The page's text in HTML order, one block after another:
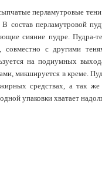
перламутровые
состав перламутровой
сияние пудре. Пудра-
совместно с другими
на подиумных
микшируется в креме.
средствах, а так же
упаковки хватает